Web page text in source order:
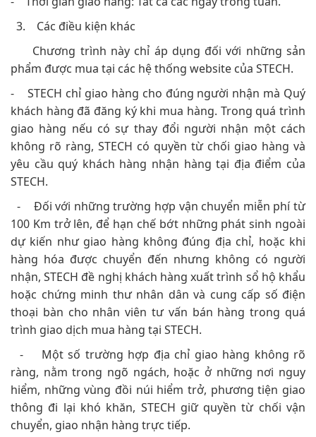
3. Các điều kiện khác
Chương trình này chỉ áp dụng đối với những sản
phẩm được mua tại các hệ thống website của STECH.
- STECH chỉ giao hàng cho đúng người nhận mà Quý
khách hàng đã đăng ký khi mua hàng. Trong quá trình
giao hàng nếu có sự thay đổi người nhận một cách
không rõ ràng, STECH có quyền từ chối giao hàng và
yêu cầu quý khách hàng nhận hàng tại địa điểm của
STECH.
- Đối với những trường hợp vận chuyển miễn phí từ
100 Km trở lên, để hạn chế bớt những phát sinh ngoài
dự kiến như giao hàng không đúng địa chỉ, hoặc khi
hàng hóa được chuyển đến nhưng không có người
nhận, STECH đề nghị khách hàng xuất trình sổ hộ khẩu
hoặc chứng minh thư nhân dân và cung cấp số điện
thoại bàn cho nhân viên tư vấn bán hàng trong quá
trình giao dịch mua hàng tại STECH.
- Một số trường hợp địa chỉ giao hàng không rõ
ràng, nằm trong ngõ ngách, hoặc ở những nơi nguy
hiểm, những vùng đồi núi hiểm trở, phương tiện giao
thông đi lại khó khăn, STECH giữ quyền từ chối vận
chuyển, giao nhận hàng trực tiếp.